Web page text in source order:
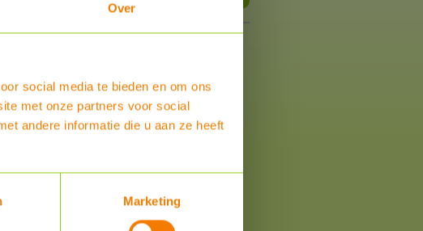
Over
social media te bieden en om ons
met onze partners voor social
andere informatie die u aan ze heeft
Marketing